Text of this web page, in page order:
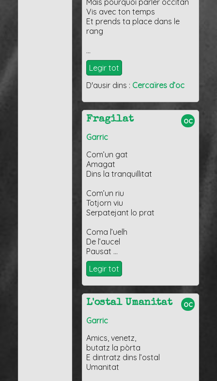
Mais pourquoi parler occitan
Vis avec ton temps
Et prends ta place dans le
rang
…
Legir tot
D'ausir dins : Cercaïres d’oc
oc
Fragilat
Garric
Com’un gat
Amagat
Dins la tranquillitat
Com’un riu
Totjorn viu
Serpatejant lo prat
Coma l’uelh
De l’aucel
Pausat …
Legir tot
oc
L'ostal Umanitat
Garric
Amics, venetz,
butatz la pòrta
E dintratz dins l’ostal
Umanitat